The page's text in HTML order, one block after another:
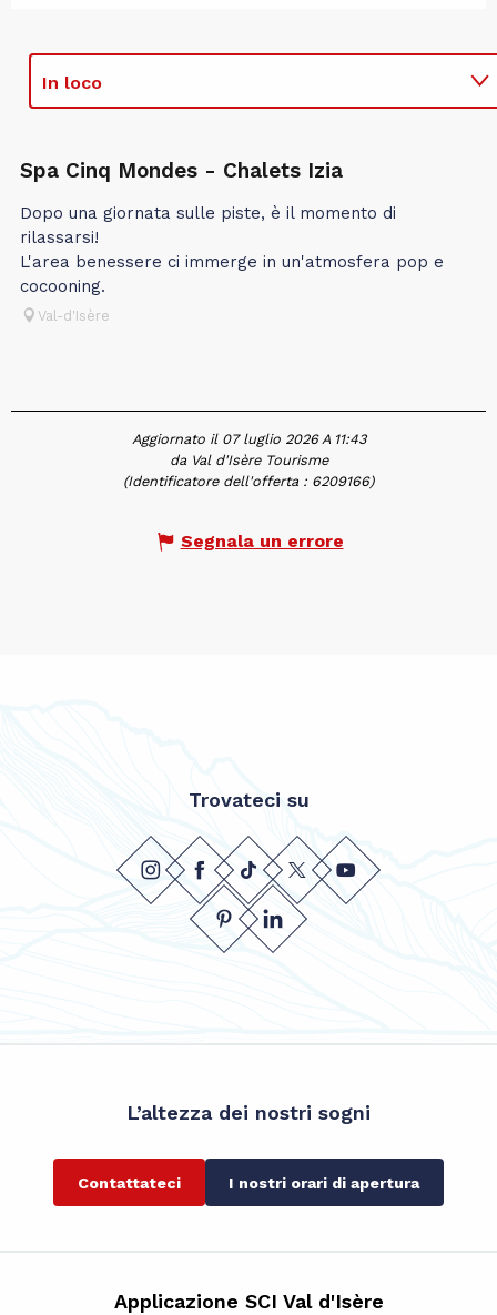
In loco
Spa Cinq Mondes - Chalets Izia
Dopo una giornata sulle piste, è il momento di
rilassarsi!
L'area benessere ci immerge in un'atmosfera pop e
cocooning.
Val-d'Isère
Aggiornato il 07 luglio 2026 A 11:43
da Val d'Isère Tourisme
(Identificatore dell'offerta : 6209166)
Segnala un errore
Trovateci su
L’altezza dei nostri sogni
Contattateci I nostri orari di apertura
Applicazione SCI Val d'Isère